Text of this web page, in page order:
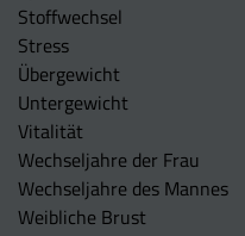
Stoffwechsel
Stress
Übergewicht
Untergewicht
Vitalität
Wechseljahre der Frau
Wechseljahre des Mannes
Weibliche Brust